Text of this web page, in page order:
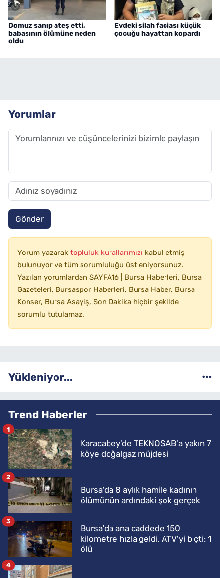
Domuz sanıp ateş etti,
babasının ölümüne neden
oldu
Evdeki silah faciası küçük
çocuğu hayattan kopardı
Yorumlar
Gönder
Yorum yazarak topluluk kurallarımızı kabul etmiş
bulunuyor ve tüm sorumluluğu üstleniyorsunuz.
Yazılan yorumlardan SAYFA16 | Bursa Haberleri, Bursa
Gazeteleri, Bursaspor Haberleri, Bursa Haber, Bursa
Konser, Bursa Asayiş, Son Dakika hiçbir şekilde
sorumlu tutulamaz.
Yükleniyor...
Trend Haberler
Karacabey'de TEKNOSAB'a yakın 7
köye doğalgaz müjdesi
1
Bursa'da 8 aylık hamile kadının
ölümünün ardındaki şok gerçek
2
Bursa'da ana caddede 150
kilometre hızla geldi, ATV'yi biçti: 1
ölü
3
4